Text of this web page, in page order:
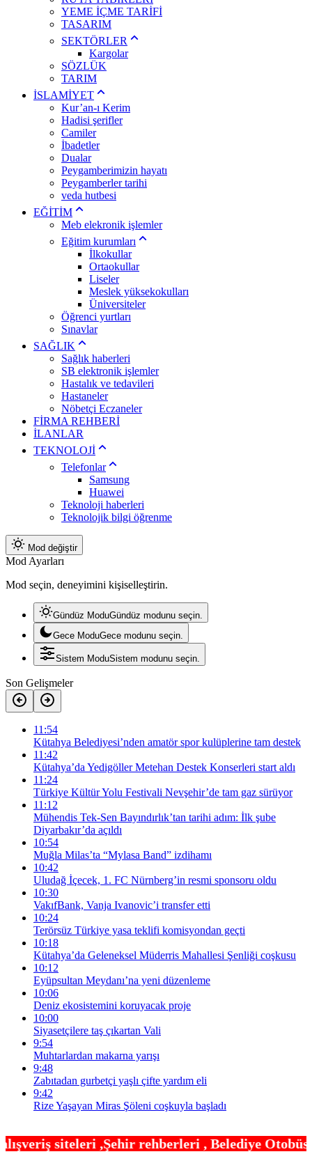
YEME İÇME TARİFİ
TASARIM
SEKTÖRLER
Kargolar
SÖZLÜK
TARIM
İSLAMİYET
Kur’an-ı Kerim
Hadisi şerifler
Camiler
İbadetler
Dualar
Peygamberimizin hayatı
Peygamberler tarihi
veda hutbesi
EĞİTİM
Meb elekronik işlemler
Eğitim kurumları
İlkokullar
Ortaokullar
Liseler
Meslek yüksekokulları
Üniversiteler
Öğrenci yurtları
Sınavlar
SAĞLIK
Sağlık haberleri
SB elektronik işlemler
Hastalık ve tedavileri
Hastaneler
Nöbetçi Eczaneler
FİRMA REHBERİ
İLANLAR
TEKNOLOJİ
Telefonlar
Samsung
Huawei
Teknoloji haberleri
Teknolojik bilgi öğrenme
Mod değiştir
Mod Ayarları
Mod seçin, deneyimini kişiselleştirin.
Gündüz ModuGündüz modunu seçin.
Gece ModuGece modunu seçin.
Sistem ModuSistem modunu seçin.
Son Gelişmeler
11:54
Kütahya Belediyesi’nden amatör spor kulüplerine tam destek
11:42
Kütahya’da Yedigöller Metehan Destek Konserleri start aldı
11:24
Türkiye Kültür Yolu Festivali Nevşehir’de tam gaz sürüyor
11:12
Mühendis Tek-Sen Bayındırlık’tan tarihi adım: İlk şube
Diyarbakır’da açıldı
10:54
Muğla Milas’ta “Mylasa Band” izdihamı
10:42
Uludağ İçecek, 1. FC Nürnberg’in resmi sponsoru oldu
10:30
VakıfBank, Vanja Ivanovic’i transfer etti
10:24
Terörsüz Türkiye yasa teklifi komisyondan geçti
10:18
Kütahya’da Geleneksel Müderris Mahallesi Şenliği coşkusu
10:12
Eyüpsultan Meydanı’na yeni düzenleme
10:06
Deniz ekosistemini koruyacak proje
10:00
Siyasetçilere taş çıkartan Vali
9:54
Muhtarlardan makarna yarışı
9:48
Zabıtadan gurbetçi yaşlı çifte yardım eli
9:42
Rize Yaşayan Miras Şöleni coşkuyla başladı
,Şehir rehberleri , Belediye